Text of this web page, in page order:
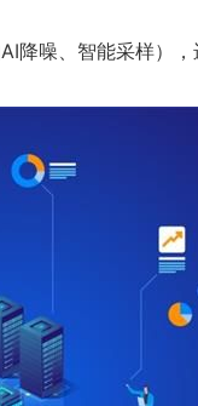
噪、智能采样），